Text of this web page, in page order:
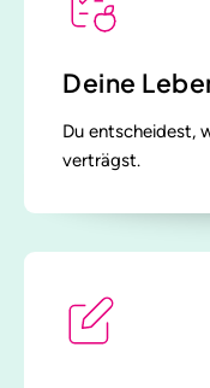
Deine
Du entscheidest,
verträgst.